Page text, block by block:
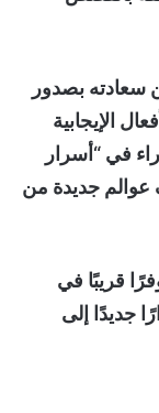
سعادته بصدور
الإيجابية
في “أسرار
عوالم جديدة من
قريبًا في
جديدًا إلى